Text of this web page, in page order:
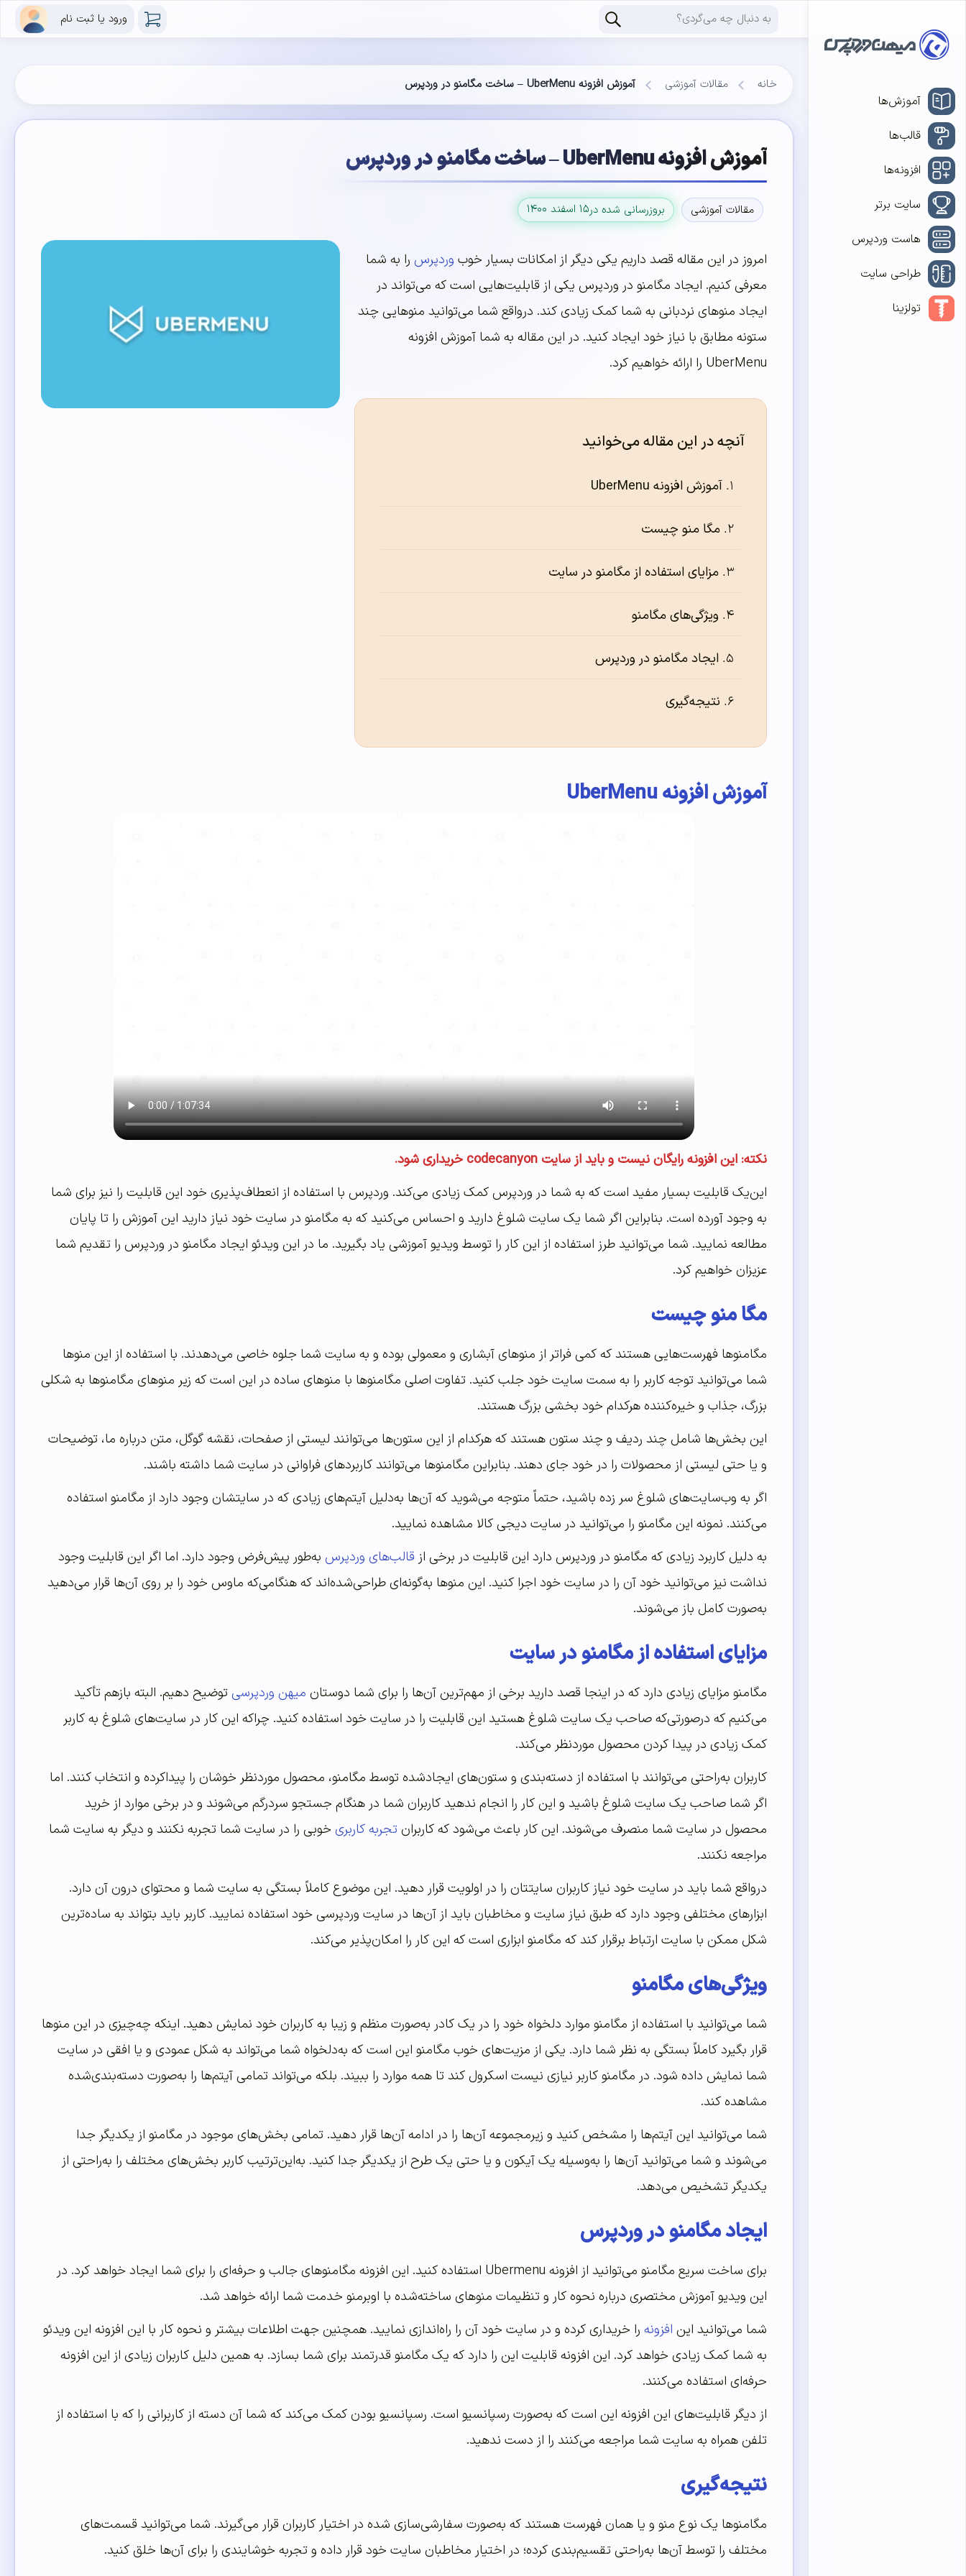
ورود یا ثبت نام
آموزش‌ها
قالب‌ها
افزونه‌ها
سایت برتر
هاست وردپرس
طراحی سایت
تولزینا
خانه مقالات آموزشی آموزش افزونه UberMenu – ساخت مگامنو در وردپرس
آموزش افزونه UberMenu – ساخت مگامنو در وردپرس
مقالات آموزشی بروزرسانی شده در۱۵ اسفند ۱۴۰۰
امروز در این مقاله قصد داریم یکی دیگر از امکانات بسیار خوب وردپرس را به شما
معرفی کنیم. ایجاد مگامنو در وردپرس یکی از قابلیت‌هایی است که می‌تواند در
ایجاد منوهای نردبانی به شما کمک زیادی کند. درواقع شما می‌توانید منوهایی چند
ستونه مطابق با نیاز خود ایجاد کنید. در این مقاله به شما آموزش افزونه
UberMenu را ارائه خواهیم کرد.
آنچه در این مقاله می‌خوانید
آموزش افزونه UberMenu
مگا منو چیست
مزایای استفاده از مگامنو در سایت
ویژگی‌‌‌‌‌های مگامنو
ایجاد مگامنو در وردپرس
نتیجه‌‌‌‌‌گیری
آموزش افزونه UberMenu
نکته: این افزونه رایگان نیست و باید از سایت codecanyon خریداری شود.
این‌یک قابلیت بسیار مفید است که به شما در وردپرس کمک زیادی می‌کند. وردپرس با استفاده از انعطاف‌پذیری خود این قابلیت را نیز برای شما
به وجود آورده است. بنابراین اگر شما یک سایت شلوغ دارید و احساس می‌کنید که به مگامنو در سایت خود نیاز دارید این آموزش را تا پایان
مطالعه نمایید. شما می‌توانید طرز استفاده از این کار را توسط ویدیو آموزشی یاد بگیرید. ما در این ویدئو ایجاد مگامنو در وردپرس را تقدیم شما
عزیزان خواهیم کرد.
مگا منو چیست
مگامنوها فهرست‌هایی هستند که کمی فراتر از منوهای آبشاری و معمولی بوده و به سایت شما جلوه خاصی می‌دهدند. با استفاده از این منوها
شما می‌توانید توجه کاربر را به سمت سایت خود جلب کنید. تفاوت اصلی مگامنوها با منوهای ساده در این است که زیر منوهای مگامنوها به شکلی
بزرگ، جذاب و خیره‌کننده هرکدام خود بخشی بزرگ هستند.
این بخش‌ها شامل چند ردیف و چند ستون هستند که هرکدام از این ستون‌ها می‌توانند لیستی از صفحات، نقشه گوگل، متن درباره ما، توضیحات
و یا حتی لیستی از محصولات را در خود جای دهند. بنابراین مگامنوها می‌توانند کاربردهای فراوانی در سایت شما داشته باشند.
اگر به وب‌سایت‌های شلوغ سر زده باشید، حتماً متوجه می‌شوید که آن‌ها به‌دلیل آیتم‌های زیادی که در سایتشان وجود دارد از مگامنو استفاده
می‌کنند. نمونه این مگامنو را می‌توانید در سایت دیجی کالا مشاهده نمایید.
به دلیل کاربرد زیادی که مگامنو در وردپرس دارد این قابلیت در برخی از قالب‌های وردپرس به‌‌‌‌‌طور پیش‌‌‌‌‌فرض وجود دارد. اما اگر این قابلیت وجود
نداشت نیز می‌توانید خود آن را در سایت خود اجرا کنید. این منوها به‌گونه‌ای طراحی‌شده‌اند که هنگامی‌که ماوس خود را بر روی آن‌ها قرار می‌دهید
به‌صورت کامل باز می‌شوند.
مزایای استفاده از مگامنو در سایت
مگامنو مزایای زیادی دارد که در اینجا قصد دارید برخی از مهم‌ترین آن‌ها را برای شما دوستان میهن وردپرسی توضیح دهیم. البته بازهم تأکید
می‌کنیم که درصورتی‌که صاحب یک سایت شلوغ هستید این قابلیت را در سایت خود استفاده کنید. چراکه این کار در سایت‌های شلوغ به کاربر
کمک زیادی در پیدا کردن محصول موردنظر می‌کند.
کاربران به‌راحتی می‌توانند با استفاده از دسته‌بندی و ستون‌‌‌‌‌های ایجادشده توسط مگامنو، محصول موردنظر خوشان را پیداکرده و انتخاب کنند. اما
اگر شما صاحب یک سایت شلوغ باشید و این کار را انجام ندهید کاربران شما در هنگام جستجو سردرگم می‌شوند و در برخی موارد از خرید
محصول در سایت شما منصرف می‌شوند. این کار باعث می‌شود که کاربران تجربه کاربری خوبی را در سایت شما تجربه نکنند و دیگر به سایت شما
مراجعه نکنند.
درواقع شما باید در سایت خود نیاز کاربران سایتتان را در اولویت قرار دهید. این موضوع کاملاً بستگی به سایت شما و محتوای درون آن دارد.
ابزارهای مختلفی وجود دارد که طبق نیاز سایت و مخاطبان باید از آن‌ها در سایت وردپرسی خود استفاده نمایید. کاربر باید بتواند به ساده‌ترین
شکل ممکن با سایت ارتباط برقرار کند که مگامنو ابزاری است که این کار را امکان‌پذیر می‌کند.
ویژگی‌‌‌‌‌های مگامنو
شما می‌توانید با استفاده از مگامنو موارد دلخواه خود را در یک کادر به‌صورت منظم و زیبا به کاربران خود نمایش دهید. اینکه چه‌چیزی در این منوها
قرار بگیرد کاملاً بستگی به نظر شما دارد. یکی از مزیت‌های خوب مگامنو این است که به‌دلخواه شما می‌تواند به شکل عمودی و یا افقی در سایت
شما نمایش داده شود. در مگامنو کاربر نیازی نیست اسکرول کند تا همه موارد را ببیند. بلکه می‌تواند تمامی آیتم‌ها را به‌صورت دسته‌بندی‌شده
مشاهده کند.
شما می‌توانید این آیتم‌ها را مشخص کنید و زیرمجموعه آن‌ها را در ادامه آن‌ها قرار دهید. تمامی بخش‌های موجود در مگامنو از یکدیگر جدا
می‌شوند و شما می‌توانید آن‌ها را به‌وسیله یک آیکون و یا حتی یک طرح از یکدیگر جدا کنید. به‌این‌ترتیب کاربر بخش‌های مختلف را به‌راحتی از
یکدیگر تشخیص می‌دهد.
ایجاد مگامنو در وردپرس
برای ساخت سریع مگامنو می‌توانید از افزونه Ubermenu استفاده کنید. این افزونه مگامنوهای جالب و حرفه‌ای را برای شما ایجاد خواهد کرد. در
این ویدیو آموزش مختصری درباره نحوه کار و تنظیمات منوهای ساخته‌شده با اوبرمنو خدمت شما ارائه خواهد شد.
شما می‌توانید این افزونه را خریداری کرده و در سایت خود آن را راه‌اندازی نمایید. همچنین جهت اطلاعات بیشتر و نحوه کار با این افزونه این ویدئو
به شما کمک زیادی خواهد کرد. این افزونه قابلیت این را دارد که یک مگامنو قدرتمند برای شما بسازد. به همین دلیل کاربران زیادی از این افزونه
حرفه‌ای استفاده می‌کنند.
از دیگر قابلیت‌های این افزونه این است که به‌صورت رسپانسیو است. رسپانسیو بودن کمک می‌کند که شما آن دسته از کاربرانی را که با استفاده از
تلفن همراه به سایت شما مراجعه می‌کنند را از دست ندهید.
نتیجه‌‌‌‌‌گیری
مگامنوها یک نوع منو و یا همان فهرست هستند که به‌صورت سفارشی‌سازی شده در اختیار کاربران قرار می‌گیرند. شما می‌توانید قسمت‌های
مختلف را توسط آن‌ها به‌راحتی تقسیم‌بندی کرده؛ در اختیار مخاطبان سایت خود قرار داده و تجربه خوشایندی را برای آن‌ها خلق کنید.